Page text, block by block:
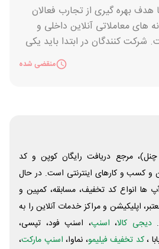
روی دکمه «مشاهده» کلیک کنید.
هدف بهره گیری از تجارب فعالان
های معاملاتی آنلاین داخلی و
شرکت کنندگان در ابتدا باید یکی
بورس، فارکس یا ارز دیجیتال
نقد و بررسی آن بپردازند و
هم قابل ارسال اند. هنگام ضبط ویدیو
را به صورت افقی بگیرید. جزئیات
دکمه «مشاهده» بخوانید.
منقضی شده
مرجع دریافت رایگان کوپن و کد
و کسب و‌ کارهای اینترنتی است. در حال
ها انواع کد تخفیف، مسابقه، کمپین و
اپلیکیشن و مراکز خدمات آنلاین را به
دیجی کالا، اسنپ، اسنپ فود، تپسی،
،کد تخفیف فیلیمو، نماوا، اسنپ مارکت،